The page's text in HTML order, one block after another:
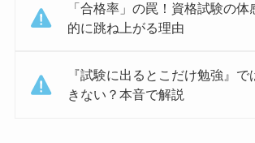
「合格率」の罠！資格試験の体
的に跳ね上がる理由
『試験に出るとこだけ勉強』
きない？本音で解説